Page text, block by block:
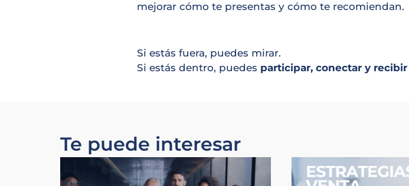
mejorar cómo te presentas y cómo te recomiendan.
Si estás fuera, puedes mirar.
Si estás dentro, puedes participar, conectar y
Te puede interesar